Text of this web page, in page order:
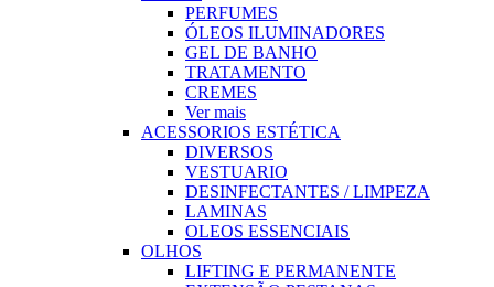
PERFUMES
ÓLEOS ILUMINADORES
GEL DE BANHO
TRATAMENTO
CREMES
Ver mais
ACESSORIOS ESTÉTICA
DIVERSOS
VESTUARIO
DESINFECTANTES / LIMPEZA
LAMINAS
OLEOS ESSENCIAIS
OLHOS
LIFTING E PERMANENTE